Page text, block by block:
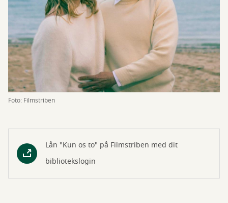
Foto: Filmstriben
Lån "Kun os to" på Filmstriben med dit
bibliotekslogin